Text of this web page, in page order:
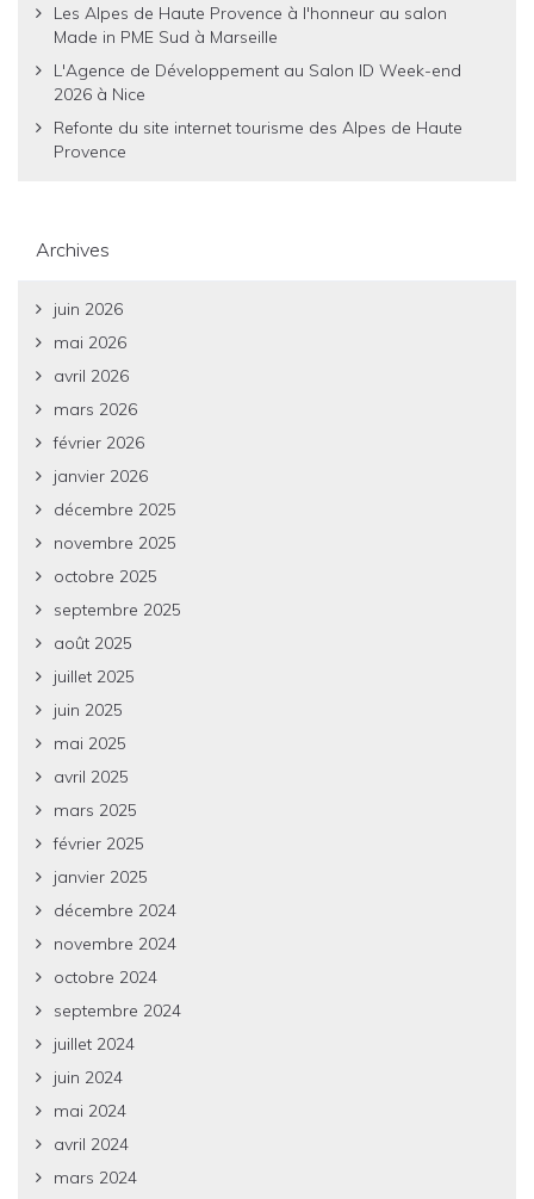
Les Alpes de Haute Provence à l'honneur au salon
Made in PME Sud à Marseille
L'Agence de Développement au Salon ID Week-end
2026 à Nice
Refonte du site internet tourisme des Alpes de Haute
Provence
Archives
juin 2026
mai 2026
avril 2026
mars 2026
février 2026
janvier 2026
décembre 2025
novembre 2025
octobre 2025
septembre 2025
août 2025
juillet 2025
juin 2025
mai 2025
avril 2025
mars 2025
février 2025
janvier 2025
décembre 2024
novembre 2024
octobre 2024
septembre 2024
juillet 2024
juin 2024
mai 2024
avril 2024
mars 2024